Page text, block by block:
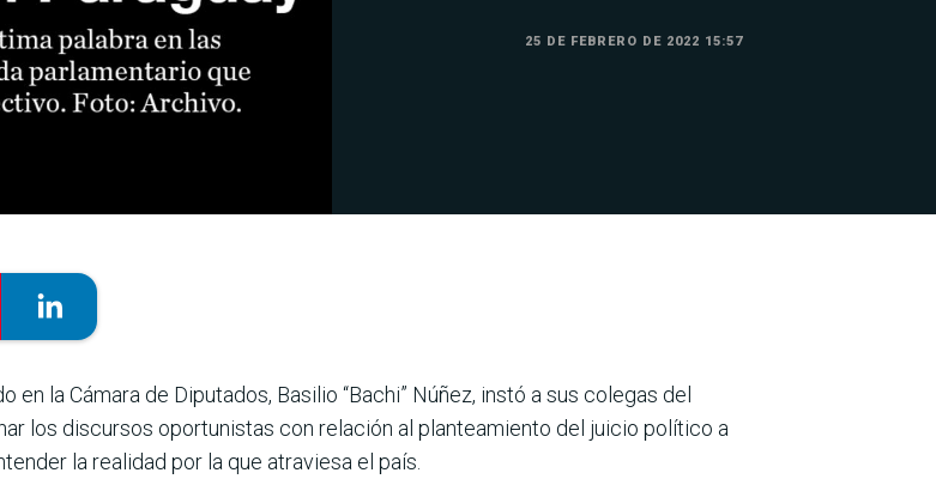
25 DE FEBRERO DE 2022 15:57
la Cámara de Diputados, Basilio “Bachi” Núñez, instó a sus colegas del
los discursos oportunistas con relación al planteamiento del juicio político a
la realidad por la que atraviesa el país.